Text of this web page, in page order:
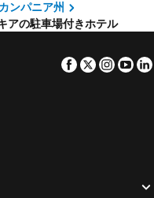
Relais & Spa
ル ネッツーノ
calidarius
サディソレント, hotels with parking
ーノ イン カンパーニア, hotels with parking
デル グレコ, hotels with parking
カンパニア州
アの駐車場付きホテル
Facebook
Twitter